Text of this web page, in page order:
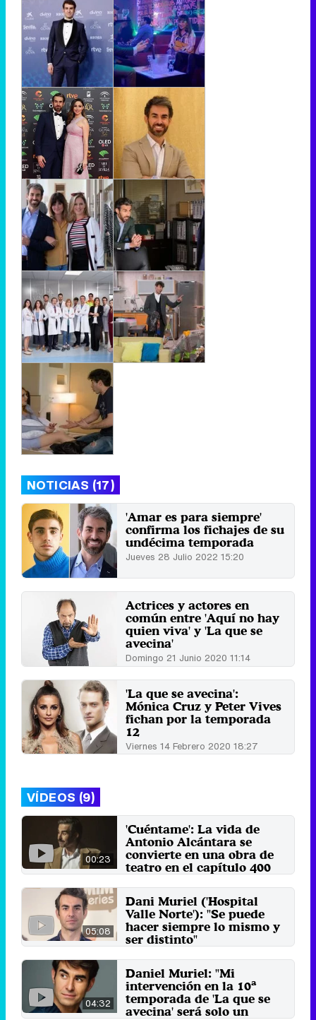
NOTICIAS (17)
'Amar es para siempre'
confirma los fichajes de su
undécima temporada
Jueves 28 Julio 2022 15:20
Actrices y actores en
común entre 'Aquí no hay
quien viva' y 'La que se
avecina'
Domingo 21 Junio 2020 11:14
'La que se avecina':
Mónica Cruz y Peter Vives
fichan por la temporada
12
Viernes 14 Febrero 2020 18:27
VÍDEOS (9)
00:23
'Cuéntame': La vida de
Antonio Alcántara se
convierte en una obra de
teatro en el capítulo 400
25 de abril 2022
05:08
Dani Muriel ('Hospital
Valle Norte'): "Se puede
hacer siempre lo mismo y
ser distinto"
04:32
Daniel Muriel: "Mi
intervención en la 10ª
temporada de 'La que se
avecina' será solo un